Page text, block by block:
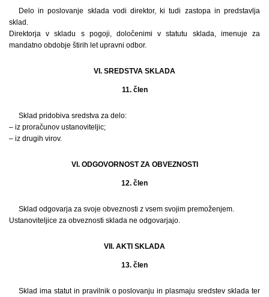
Delo in poslovanje sklada vodi direktor, ki tudi zastopa in predstavlja
sklad.
Direktorja v skladu s pogoji, določenimi v statutu sklada, imenuje za
mandatno obdobje štirih let upravni odbor.
VI. SREDSTVA SKLADA
11. člen
Sklad pridobiva sredstva za delo:
– iz proračunov ustanoviteljic;
– iz drugih virov.
VI. ODGOVORNOST ZA OBVEZNOSTI
12. člen
Sklad odgovarja za svoje obveznosti z vsem svojim premoženjem.
Ustanoviteljice za obveznosti sklada ne odgovarjajo.
VII. AKTI SKLADA
13. člen
Sklad ima statut in pravilnik o poslovanju in plasmaju sredstev sklada ter